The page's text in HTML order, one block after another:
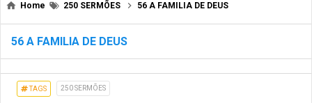
Home 250 SERMÕES 56 A FAMILIA DE DEUS
56 A FAMILIA DE DEUS
TAGS 250 SERMÕES